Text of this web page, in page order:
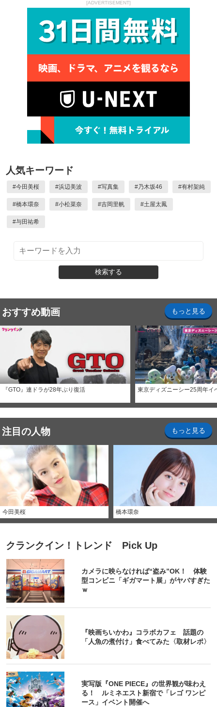
[ADVERTISEMENT]
人気キーワード
#今田美桜 #浜辺美波 #写真集 #乃木坂46 #有村架純
#橋本環奈 #小松菜奈 #吉岡里帆 #土屋太鳳
#与田祐希
検索する
おすすめ動画 もっと見る
『GTO』連ドラが28年ぶり復活 東京ディズニーシー25周年イ
注目の人物 もっと見る
今田美桜 橋本環奈
クランクイン！トレンド Pick Up
カメラに映らなければ“盗み”OK！ 体験
型コンビニ「ギガマート展」がヤバすぎた
ｗ
『映画ちいかわ』コラボカフェ 話題の
「人魚の煮付け」食べてみた〈取材レポ〉
実写版『ONE PIECE』の世界観が味わえ
る！ ルミネエスト新宿で「レゴ ワンピ
ース」イベント開催へ